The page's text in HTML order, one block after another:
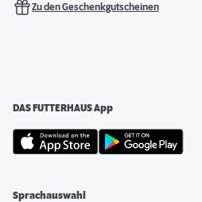
Zu den Geschenkgutscheinen
DAS FUTTERHAUS App
Sprachauswahl